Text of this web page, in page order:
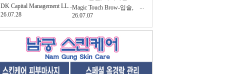
...
DK Capital Management LL
C-다양한 서비스
26.07.28
...
Magic Touch Brow-입술,
눈썹, 아이라인
26.07.07